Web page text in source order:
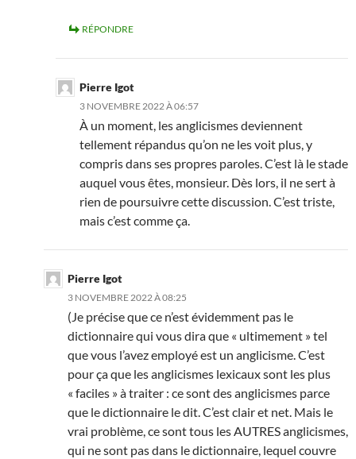
RÉPONDRE
Pierre Igot
3 NOVEMBRE 2022 À 06:57
À un moment, les anglicismes deviennent
tellement répandus qu’on ne les voit plus, y
compris dans ses propres paroles. C’est là le stade
auquel vous êtes, monsieur. Dès lors, il ne sert à
rien de poursuivre cette discussion. C’est triste,
mais c’est comme ça.
Pierre Igot
3 NOVEMBRE 2022 À 08:25
(Je précise que ce n’est évidemment pas le
dictionnaire qui vous dira que « ultimement » tel
que vous l’avez employé est un anglicisme. C’est
pour ça que les anglicismes lexicaux sont les plus
« faciles » à traiter : ce sont des anglicismes parce
que le dictionnaire le dit. C’est clair et net. Mais le
vrai problème, ce sont tous les AUTRES anglicismes,
qui ne sont pas dans le dictionnaire, lequel couvre